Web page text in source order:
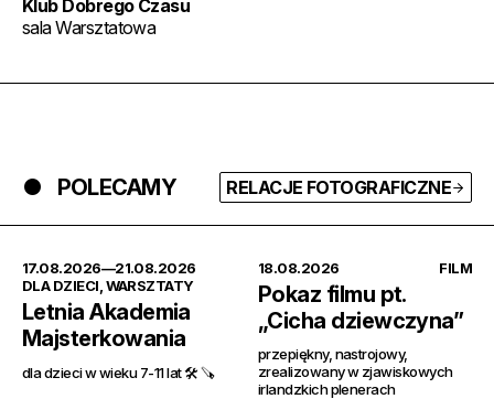
Klub Dobrego Czasu
sala Warsztatowa
POLECAMY RELACJE FOTOGRAFICZNE
17.08.2026—21.08.2026
DLA DZIECI WARSZTATY
Letnia Akademia
Majsterkowania
dla dzieci w wieku 7-11 lat 🛠️ 🪚
18.08.2026 FILM
Pokaz filmu pt.
„Cicha dziewczyna”
przepiękny, nastrojowy,
zrealizowany w zjawiskowych
irlandzkich plenerach